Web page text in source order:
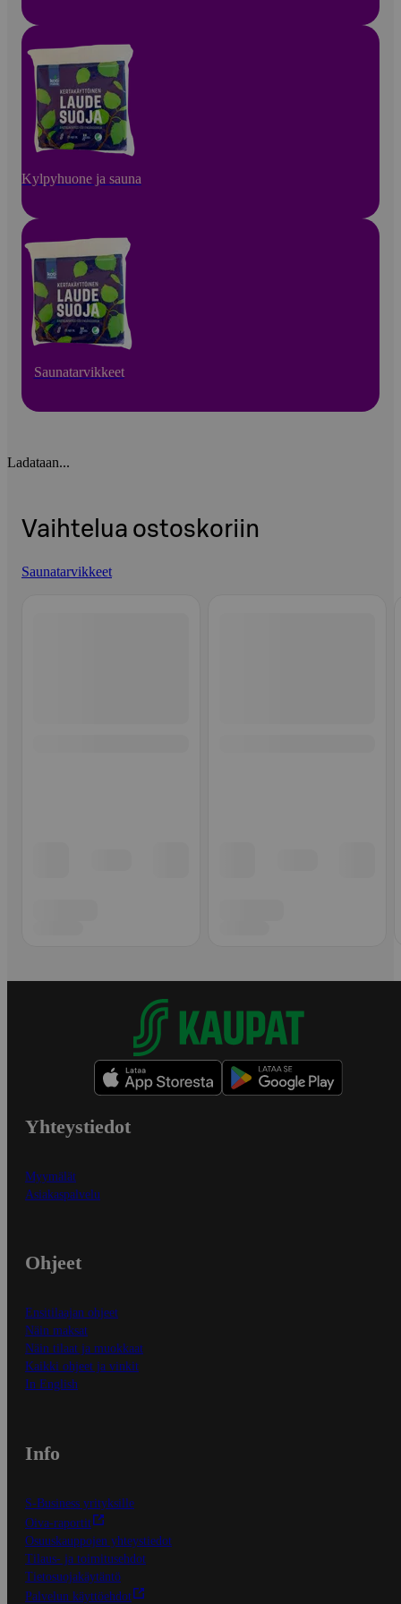
Kylpyhuone ja sauna
Saunatarvikkeet
Ladataan...
Vaihtelua ostoskoriin
Saunatarvikkeet
Yhteystiedot
Myymälät
Asiakaspalvelu
Ohjeet
Ensitilaajan ohjeet
Näin maksat
Näin tilaat ja muokkaat
Kaikki ohjeet ja vinkit
In English
Info
S-Business yrityksille
Oiva-raportit
Osuuskauppojen yhteystiedot
Tilaus- ja toimitusehdot
Tietosuojakäytäntö
Palvelun käyttöehdot